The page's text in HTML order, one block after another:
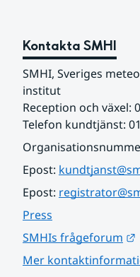
Kontakta SMHI
SMHI, Sveriges
institut
Reception och växel:
Telefon kundtjänst:
Epost:
Epost:
Press
SMHIs frågeforum
Mer